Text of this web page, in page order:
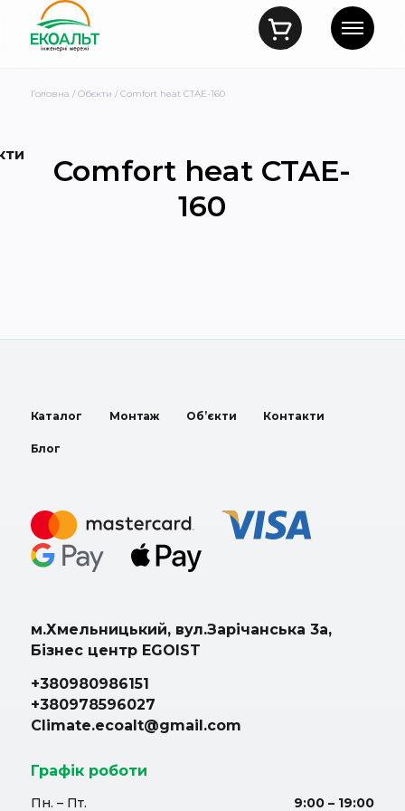
Головна /Обєкти / Comfort heat CTAE-160
Comfort heat CTAE-
160
Каталог Монтаж Об’єкти Контакти
Блог
м.Хмельницький, вул.Зарічанська 3а,
Бізнес центр EGOIST
+380980986151
+380978596027
Climate.ecoalt@gmail.com
Графік роботи
Пн. – Пт. 9:00 – 19:00